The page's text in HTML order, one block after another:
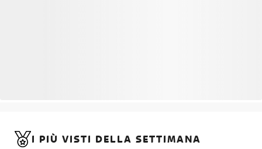
I PIÙ VISTI DELLA SETTIMANA